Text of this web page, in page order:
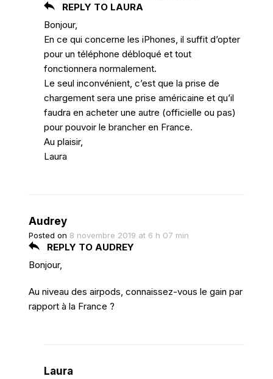
REPLY TO LAURA
Bonjour,
En ce qui concerne les iPhones, il suffit d’opter
pour un téléphone débloqué et tout
fonctionnera normalement.
Le seul inconvénient, c’est que la prise de
chargement sera une prise américaine et qu’il
faudra en acheter une autre (officielle ou pas)
pour pouvoir le brancher en France.
Au plaisir,
Laura
Audrey
Posted on 8 novembre 2019 at 6 h 07 min
REPLY TO AUDREY
Bonjour,
Au niveau des airpods, connaissez-vous le gain par
rapport à la France ?
Laura